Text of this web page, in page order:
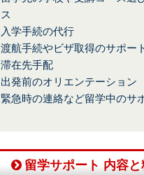
ス
入学手続の代行
渡航手続やビザ取得のサポー
滞在先手配
出発前のオリエンテーション
緊急時の連絡など留学中の
留学サポート 内容